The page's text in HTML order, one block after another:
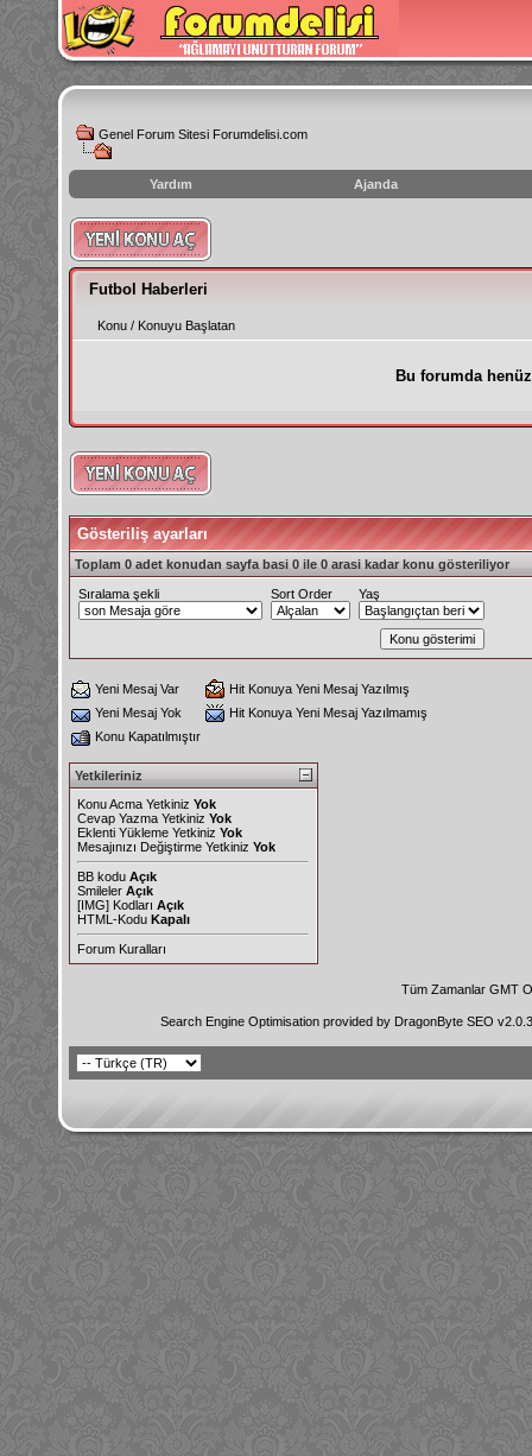
Genel Forum Sitesi Forumdelisi.com
Yardım Ajanda
instagram
izlenme
hilesi
Futbol Haberleri
Konu / Konuyu Başlatan
Bu forumda
Gösteriliş ayarları
Toplam 0 adet konudan sayfa basi 0 ile 0 arasi kadar konu gösteriliyor
Sıralama şekli Sort Order Yaş
Yeni Mesaj Var
Hit Konuya Yeni Mesaj Yazılmış
Yeni Mesaj Yok
Hit Konuya Yeni Mesaj Yazılmamış
Konu Kapatılmıştır
Yetkileriniz
Konu Acma Yetkiniz Yok
Cevap Yazma Yetkiniz Yok
Eklenti Yükleme Yetkiniz Yok
Mesajınızı Değiştirme Yetkiniz Yok
BB kodu Açık
Smileler Açık
[IMG] Kodları Açık
HTML-Kodu Kapalı
Forum Kuralları
Tüm Zamanlar GMT
Search Engine Optimisation provided by DragonByte SEO